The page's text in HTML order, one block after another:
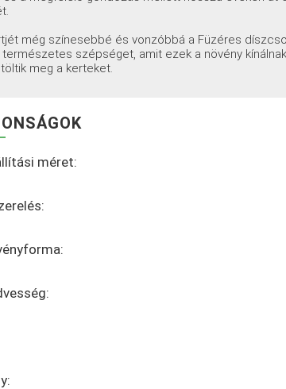
még színesebbé és vonzóbbá a Füzéres
természetes szépséget, amit ezek a növény
meg a kerteket.
méret: